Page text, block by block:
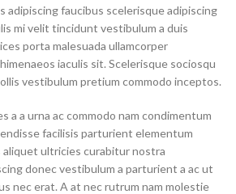
adipiscing faucibus scelerisque adipiscing
mi velit tincidunt vestibulum a duis
porta malesuada ullamcorper
iaculis sit. Scelerisque sociosqu
vestibulum pretium commodo inceptos.
a a urna ac commodo nam condimentum
facilisis parturient elementum
aliquet ultricies curabitur nostra
donec vestibulum a parturient a ac ut
nec erat. A at nec rutrum nam molestie